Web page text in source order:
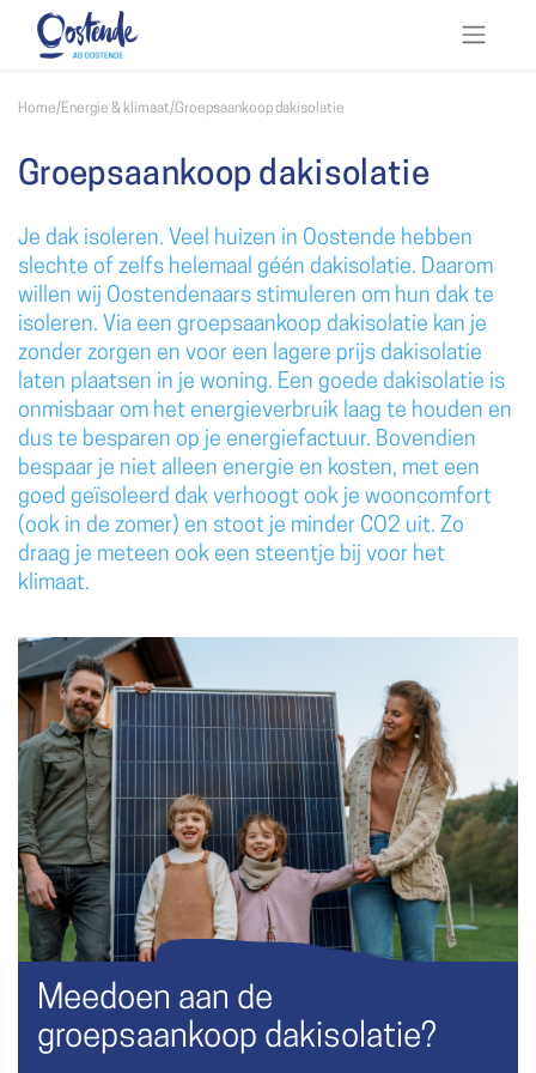
Home/ Energie & klimaat/Groepsaankoop dakisolatie
Groepsaankoop dakisolatie
Je dak isoleren. Veel huizen in Oostende hebben
slechte of zelfs helemaal géén dakisolatie. Daarom
willen wij Oostendenaars stimuleren om hun dak te
isoleren. Via een groepsaankoop dakisolatie kan je
zonder zorgen en voor een lagere prijs dakisolatie
laten plaatsen in je woning. Een goede dakisolatie is
onmisbaar om het energieverbruik laag te houden en
dus te besparen op je energiefactuur. Bovendien
bespaar je niet alleen energie en kosten, met een
goed geïsoleerd dak verhoogt ook je wooncomfort
(ook in de zomer) en stoot je minder CO2 uit. Zo
draag je meteen ook een steentje bij voor het
klimaat.
Meedoen aan de
groepsaankoop dakisolatie?